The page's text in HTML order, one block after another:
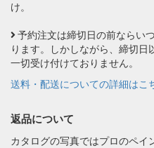
け。
予約注文は締切日の前ならい
ります。しかしながら、締切
一切受け付けておりません。
送料・配送についての詳細はこ
返品について
カタログの写真ではプロのペイ